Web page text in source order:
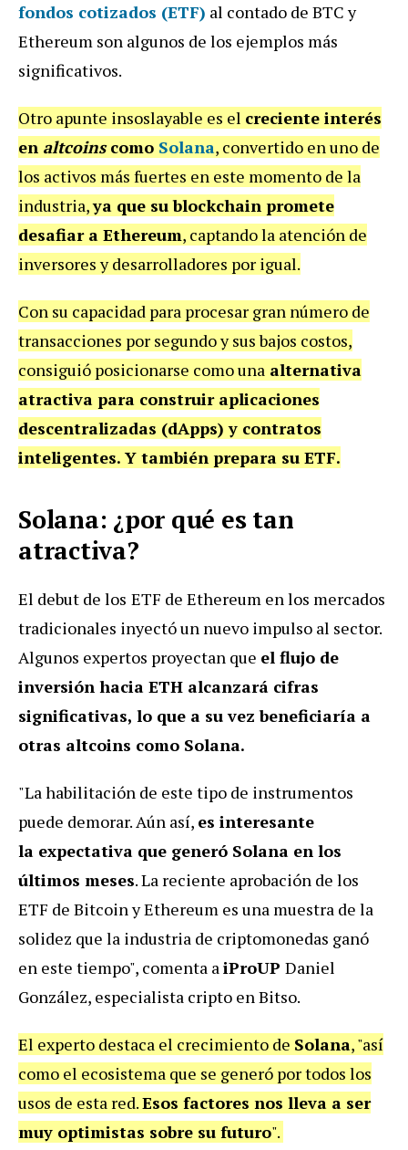
fondos cotizados (ETF) al contado de BTC y
Ethereum son algunos de los ejemplos más
significativos.
Otro apunte insoslayable es el creciente interés
en altcoinscomo Solana, convertido en uno de
los activos más fuertes en este momento de la
industria,ya que sublockchain promete
desafiar a Ethereum, captando la atención de
inversores y desarrolladores por igual.
Con su capacidad para procesar gran número de
transacciones por segundo y sus bajos costos,
consiguió posicionarse como una alternativa
atractiva para construir aplicaciones
descentralizadas (dApps) y contratos
inteligentes. Y también prepara su ETF.
Solana: ¿por qué es tan
atractiva?
El debut de los ETF de Ethereum en los mercados
tradicionales inyectó un nuevo impulso al sector.
Algunos expertos proyectan que el flujo de
inversión hacia ETH alcanzará cifras
significativas, lo que a su vez beneficiaría a
otras altcoins como Solana.
"La habilitación de este tipo de instrumentos
puede demorar. Aún así, es interesante
la expectativa que generó Solana en los
últimos meses. La reciente aprobación de los
ETF de Bitcoin y Ethereum es una muestra de la
solidez que la industria de criptomonedas ganó
en este tiempo", comenta aiProUP Daniel
González, especialista cripto en Bitso.
El experto destaca el crecimiento de Solana, "así
como el ecosistema que se generó por todos los
usos de esta red.Esos factores nos lleva a ser
muy optimistas sobre su futuro".